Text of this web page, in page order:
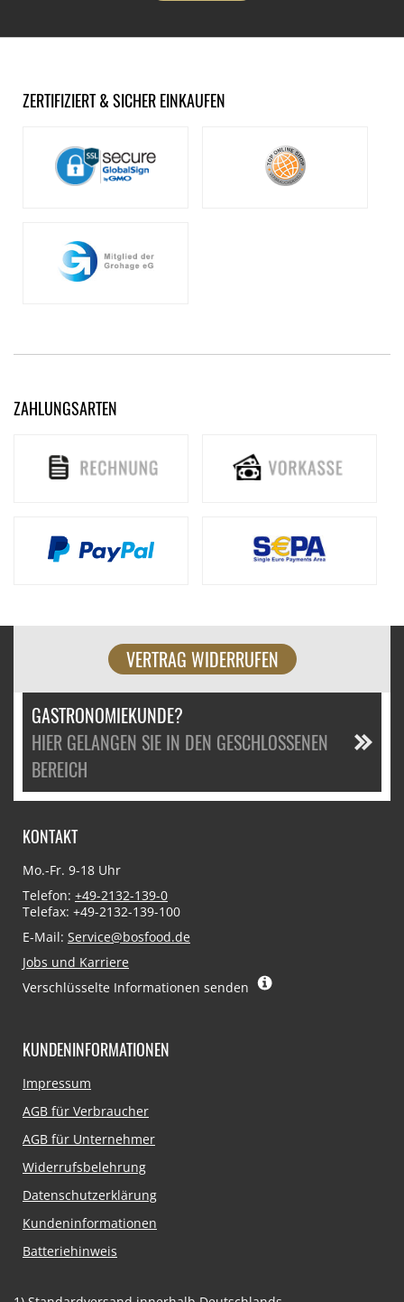
ZERTIFIZIERT & SICHER EINKAUFEN
ZAHLUNGSARTEN
VERTRAG WIDERRUFEN
GASTRONOMIEKUNDE?
HIER GELANGEN SIE IN DEN GESCHLOSSENEN
BEREICH
KONTAKT
Mo.-Fr. 9-18 Uhr
Telefon: +49-2132-139-0
Telefax: +49-2132-139-100
E-Mail: Service@bosfood.de
Jobs und Karriere
Verschlüsselte Informationen senden
KUNDENINFORMATIONEN
Navigation
Impressum
AGB für Verbraucher
AGB für Unternehmer
Widerrufsbelehrung
Datenschutzerklärung
Kundeninformationen
Batteriehinweis